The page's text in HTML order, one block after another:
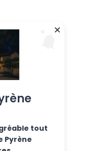
tout
Pyrène